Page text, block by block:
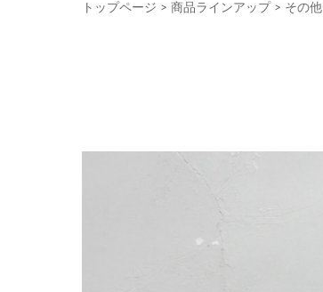
トップページ > 商品ラインアップ > その他